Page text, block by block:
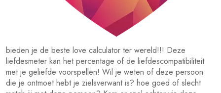
bieden je de beste love calculator ter wereld!!! Deze
liefdesmeter kan het percentage of de liefdescompatibiliteit
met je geliefde voorspellen! Wil je weten of deze persoon
die je ontmoet hebt je zielsverwant is? hoe goed of slecht